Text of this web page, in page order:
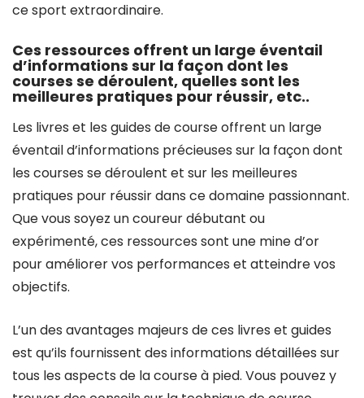
ce sport extraordinaire.
Ces ressources offrent un large éventail
d’informations sur la façon dont les
courses se déroulent, quelles sont les
meilleures pratiques pour réussir, etc..
Les livres et les guides de course offrent un large
éventail d’informations précieuses sur la façon dont
les courses se déroulent et sur les meilleures
pratiques pour réussir dans ce domaine passionnant.
Que vous soyez un coureur débutant ou
expérimenté, ces ressources sont une mine d’or
pour améliorer vos performances et atteindre vos
objectifs.
L’un des avantages majeurs de ces livres et guides
est qu’ils fournissent des informations détaillées sur
tous les aspects de la course à pied. Vous pouvez y